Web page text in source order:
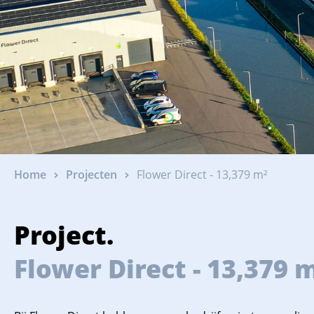
Home Projecten Flower Direct - 13,379 m²
Project.
Flower Direct - 13,379